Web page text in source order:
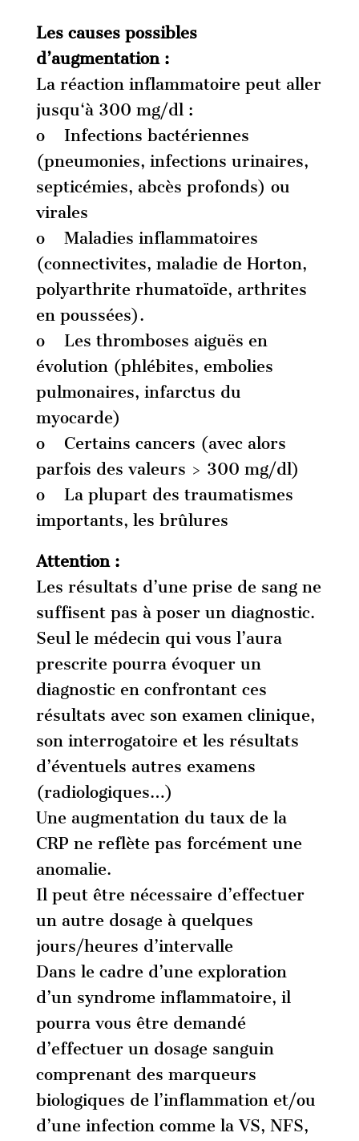
Les causes possibles
d’augmentation :
La réaction inflammatoire peut aller
jusqu‘à 300 mg/dl :
o Infections bactériennes
(pneumonies, infections urinaires,
septicémies, abcès profonds) ou
virales
o Maladies inflammatoires
(connectivites, maladie de Horton,
polyarthrite rhumatoïde, arthrites
en poussées).
o Les thromboses aiguës en
évolution (phlébites, embolies
pulmonaires, infarctus du
myocarde)
o Certains cancers (avec alors
parfois des valeurs > 300 mg/dl)
o La plupart des traumatismes
importants, les brûlures
Attention :
Les résultats d’une prise de sang ne
suffisent pas à poser un diagnostic.
Seul le médecin qui vous l’aura
prescrite pourra évoquer un
diagnostic en confrontant ces
résultats avec son examen clinique,
son interrogatoire et les résultats
d’éventuels autres examens
(radiologiques…)
Une augmentation du taux de la
CRP ne reflète pas forcément une
anomalie.
Il peut être nécessaire d’effectuer
un autre dosage à quelques
jours/heures d’intervalle
Dans le cadre d’une exploration
d’un syndrome inflammatoire, il
pourra vous être demandé
d’effectuer un dosage sanguin
comprenant des marqueurs
biologiques de l’inflammation et/ou
d’une infection comme la VS, NFS,